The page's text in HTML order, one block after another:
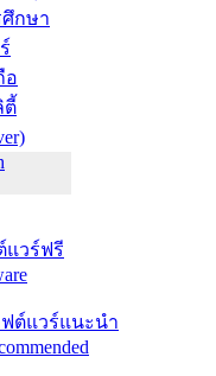
กษา
อ
ตี้
แวร์ฟรี
ต์แวร์แนะนำ